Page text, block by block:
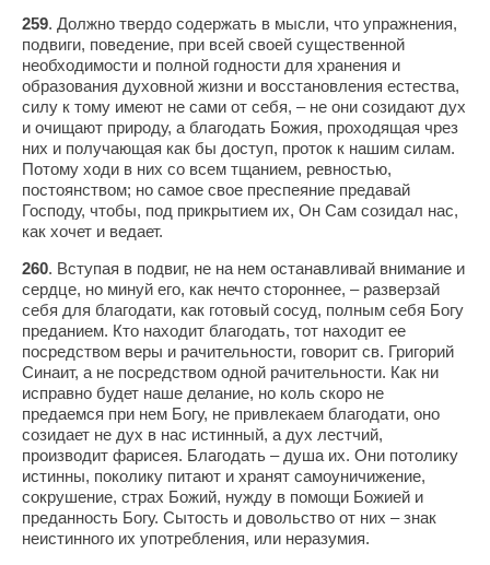
259. Должно твердо содержать в мысли, что упражнения,
подвиги, поведение, при всей своей существенной
необходимости и полной годности для хранения и
образования духовной жизни и восстановления естества,
силу к тому имеют не сами от себя, – не они созидают дух
и очищают природу, а благодать Божия, проходящая чрез
них и получающая как бы доступ, проток к нашим силам.
Потому ходи в них со всем тщанием, ревностью,
постоянством; но самое свое преспеяние предавай
Господу, чтобы, под прикрытием их, Он Сам созидал нас,
как хочет и ведает.
260. Вступая в подвиг, не на нем останавливай внимание и
сердце, но минуй его, как нечто стороннее, – разверзай
себя для благодати, как готовый сосуд, полным себя Богу
преданием. Кто находит благодать, тот находит ее
посредством веры и рачительности, говорит св. Григорий
Синаит, а не посредством одной рачительности. Как ни
исправно будет наше делание, но коль скоро не
предаемся при нем Богу, не привлекаем благодати, оно
созидает не дух в нас истинный, а дух лестчий,
производит фарисея. Благодать – душа их. Они потолику
истинны, поколику питают и хранят самоуничижение,
сокрушение, страх Божий, нужду в помощи Божией и
преданность Богу. Сытость и довольство от них – знак
неистинного их употребления, или неразумия.